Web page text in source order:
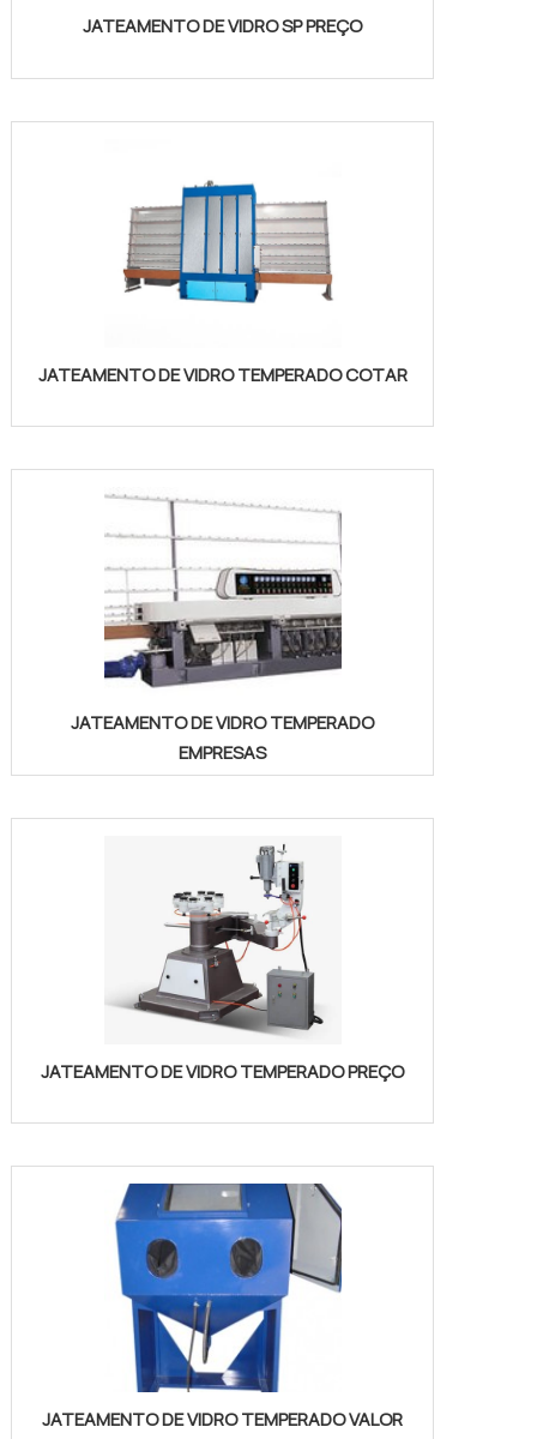
JATEAMENTO DE VIDRO SP PREÇO
JATEAMENTO DE VIDRO TEMPERADO COTAR
JATEAMENTO DE VIDRO TEMPERADO
EMPRESAS
JATEAMENTO DE VIDRO TEMPERADO PREÇO
JATEAMENTO DE VIDRO TEMPERADO VALOR